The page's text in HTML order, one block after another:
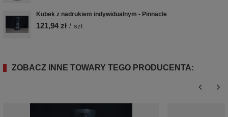
Kubek z nadrukiem indywidualnym - Pinnacle
121,94 zł / szt.
ZOBACZ INNE TOWARY TEGO PRODUCENTA: